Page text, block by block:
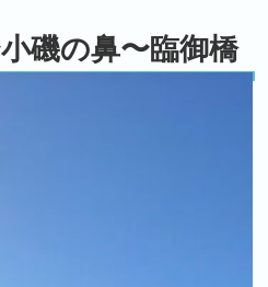
磯の鼻〜臨御橋